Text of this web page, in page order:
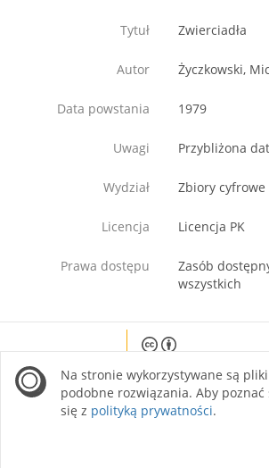
Tytuł Zwierciadła
Autor Życzkowski,
Data powstania 1979
Uwagi Przybliżona
Wydział Zbiory cyfrowe
Licencja Licencja PK
Prawa dostępu
Zasób
wszystkich
site is licensed under a
Attribution 4.0
Na stronie wykorzystywane są
podobne rozwiązania. Aby poznać
się z polityką prywatności.